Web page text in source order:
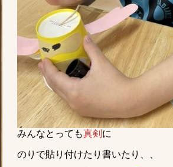
みんなとっても真剣 に
のりで貼り付けたり書いたり、、